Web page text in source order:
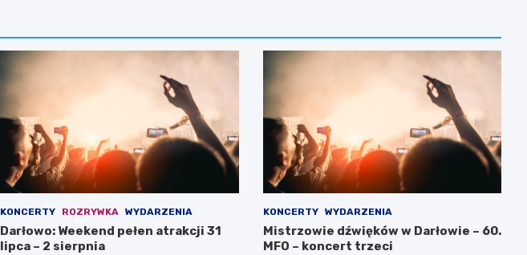
KONCERTY ROZRYWKA WYDARZENIA
Darłowo: Weekend pełen atrakcji 31
lipca – 2 sierpnia
KONCERTY WYDARZENIA
Mistrzowie dźwięków w Darłowie – 60.
MFO – koncert trzeci